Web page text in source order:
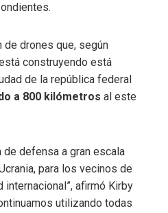
de drones que, según
construyendo está
de la república federal
a 800 kilómetros al este
de defensa a gran escala
para los vecinos de
internacional”, afirmó Kirby
utilizando todas